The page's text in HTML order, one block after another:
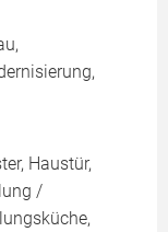
Haustür,
/